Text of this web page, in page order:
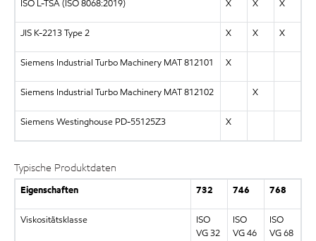
ISO L-TSA (ISO 8068:2019) X X X
JIS K-2213 Type 2 X X X
Siemens Industrial Turbo Machinery MAT 812101 X
Siemens Industrial Turbo Machinery MAT 812102 X
Siemens Westinghouse PD-55125Z3 X
Typische Produktdaten
Eigenschaften 732 746 768
Viskositätsklasse
ISO
VG 32
ISO
VG 46
ISO
VG 68